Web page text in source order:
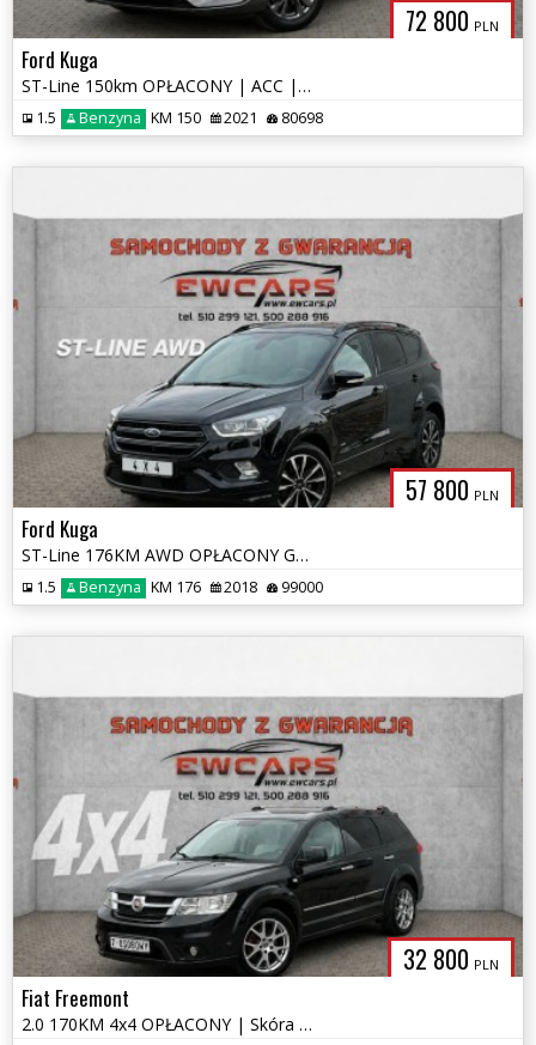
72 800 PLN
Ford Kuga
ST-Line 150km OPŁACONY | ACC | HUD | Full LED 2xKamera
1.5 Benzyna KM 150 2021 80698
57 800 PLN
Ford Kuga
ST-Line 176KM AWD OPŁACONY Gwarancja 12 m-cy LED BI-Xenon KAMERA
1.5 Benzyna KM 176 2018 99000
32 800 PLN
Fiat Freemont
2.0 170KM 4x4 OPŁACONY | Skóra | Kamera | Navi | 7 Osobowy